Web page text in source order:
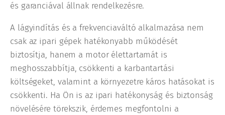
és garanciával állnak rendelkezésre.
A lágyindítás és a frekvenciaváltó alkalmazása nem
csak az ipari gépek hatékonyabb működését
biztosítja, hanem a motor élettartamát is
meghosszabbítja, csökkenti a karbantartási
költségeket, valamint a környezetre káros hatásokat is
csökkenti. Ha Ön is az ipari hatékonyság és biztonság
növelésére törekszik, érdemes megfontolni a